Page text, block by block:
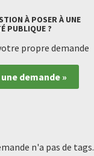
À POSER À UNE
PUBLIQUE ?
propre demande
une demande »
n'a pas de tags.